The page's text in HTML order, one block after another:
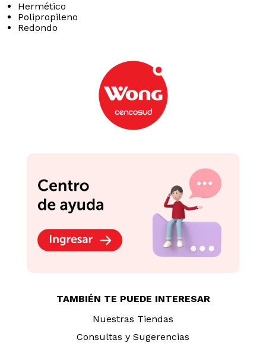
Hermético
Polipropileno
Redondo
TAMBIÉN TE PUEDE INTERESAR
Nuestras Tiendas
Consultas y Sugerencias